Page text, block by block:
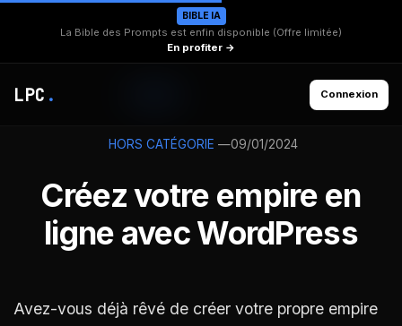
BIBLE IA
La Bible des Prompts est enfin disponible (Offre limitée)
En profiter →
LPC . Connexion
HORS CATÉGORIE —09/01/2024
Créez votre empire en
ligne avec WordPress
Avez-vous déjà rêvé de créer votre propre empire